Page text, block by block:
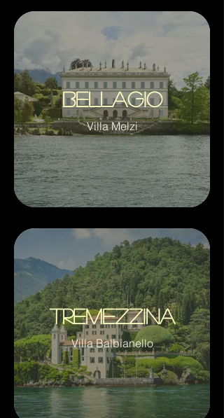
Bellagio
Villa Melzi
Tremezzina
Villa Balbianello